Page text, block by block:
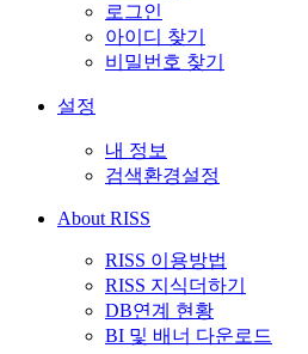
로그인
아이디 찾기
비밀번호 찾기
설정
내 정보
검색환경설정
About RISS
RISS 이용방법
RISS 지식더하기
DB연계 현황
BI 및 배너 다운로드